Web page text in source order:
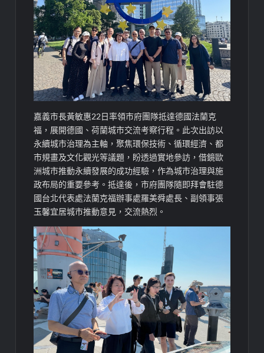
嘉義市長黃敏惠22日率領市府團隊抵達德國法蘭克
福，展開德國、荷蘭城市交流考察行程。此次出訪以
永續城市治理為主軸，聚焦環保技術、循環經濟、都
市規畫及文化觀光等議題，盼透過實地參訪，借鏡歐
洲城市推動永續發展的成功經驗，作為城市治理與施
政布局的重要參考。抵達後，市府團隊隨即拜會駐德
國台北代表處法蘭克福辦事處羅美舜處長、副領事張
玉馨宜居城市推動意見，交流熱烈。